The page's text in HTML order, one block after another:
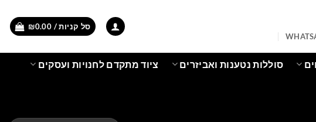
סל קניות / ₪0.00
סוללות נטענות ואביזרים ציוד מתקדם לחנויות ועסקים